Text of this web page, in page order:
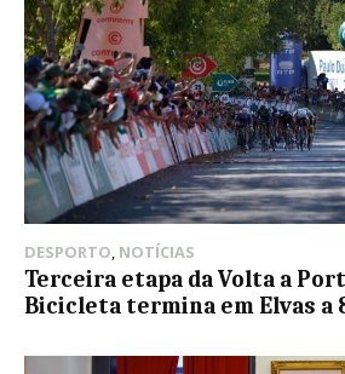
DESPORTO, NOTÍCIAS
Terceira etapa da Volta a
Bicicleta termina em Elvas a